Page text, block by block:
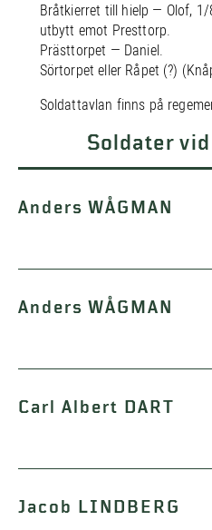
Bråtkierret till hielp — Olof,
utbytt emot Presttorp.
Prästtorpet — Daniel.
Sörtorpet eller Råpet (?)
Soldattavlan finns på
Soldater
Anders WÅGMAN
Anders WÅGMAN
Carl Albert DART
Jacob LINDBERG